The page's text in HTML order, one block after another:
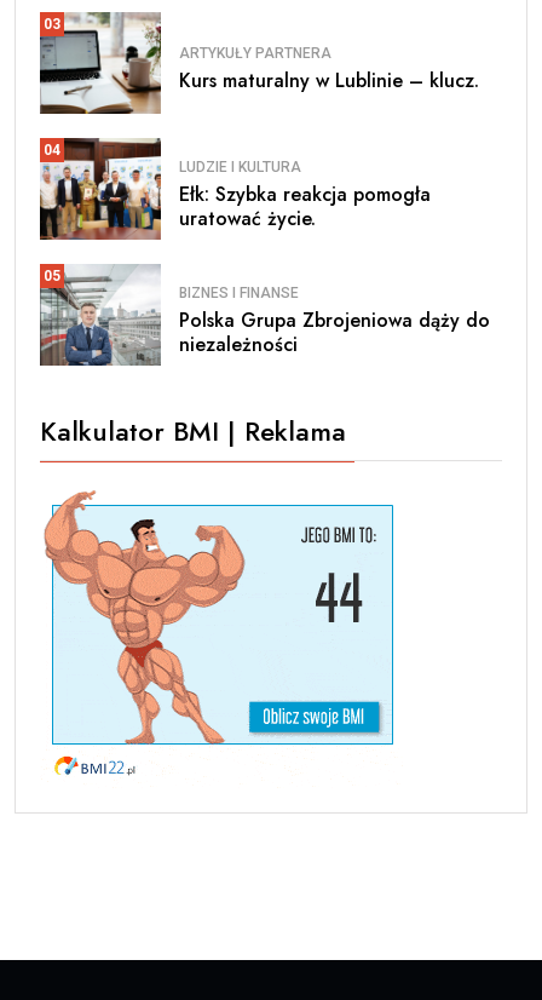
03
ARTYKUŁY PARTNERA
Kurs maturalny w Lublinie – klucz.
04
LUDZIE I KULTURA
Ełk: Szybka reakcja pomogła
uratować życie.
05
BIZNES I FINANSE
Polska Grupa Zbrojeniowa dąży do
niezależności
Kalkulator BMI | Reklama